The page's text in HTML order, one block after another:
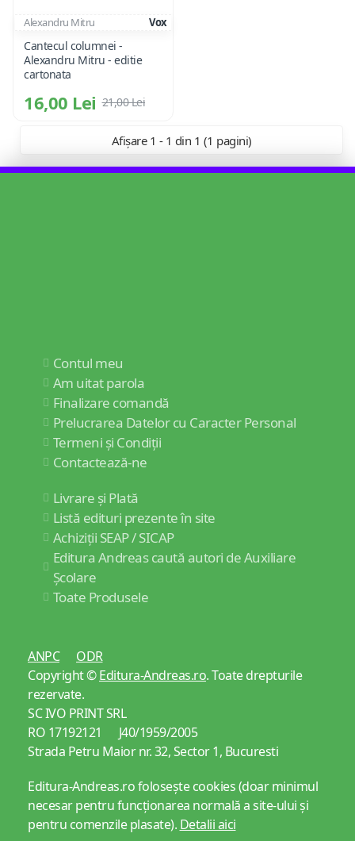
Alexandru Mitru Vox
Cantecul columnei -
Alexandru Mitru - editie
cartonata
16,00 Lei 21,00 Lei
Afișare 1 - 1 din 1 (1 pagini)
Contul meu
Am uitat parola
Finalizare comandă
Prelucrarea Datelor cu Caracter Personal
Termeni și Condiții
Contactează-ne
Livrare și Plată
Listă edituri prezente în site
Achiziții SEAP / SICAP
Editura Andreas caută autori de Auxiliare
Școlare
Toate Produsele
ANPC
ODR
Copyright ©Editura-Andreas.ro. Toate drepturile
rezervate.
SC IVO PRINT SRL
RO 17192121 J40/1959/2005
Strada Petru Maior nr. 32, Sector 1, Bucuresti
Editura-Andreas.ro folosește cookies (doar minimul
necesar pentru funcționarea normală a site-ului și
pentru comenzile plasate). Detalii aici